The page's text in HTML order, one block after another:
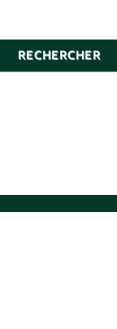
RECHERCHER